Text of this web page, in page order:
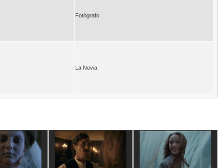
Fotógrafo
La Novia